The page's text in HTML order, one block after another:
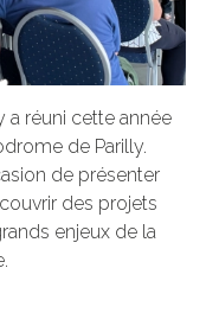
a réuni cette année
de Parilly.
de présenter
des projets
enjeux de la